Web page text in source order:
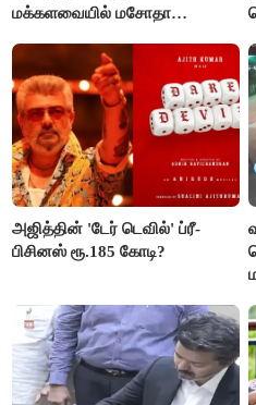
மக்களவையில் மசோதா
அஜித்தின் 'டேர் டெவில்' ப்ரீ-
பிசினஸ் ரூ.185 கோடி?